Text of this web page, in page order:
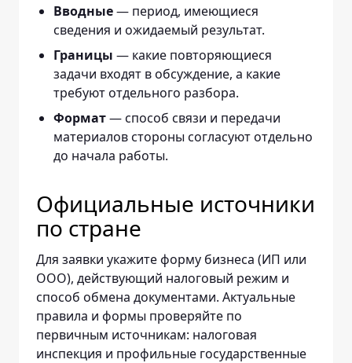
Вводные— период, имеющиеся
сведения и ожидаемый результат.
Границы — какие повторяющиеся
задачи входят в обсуждение, а какие
требуют отдельного разбора.
Формат— способ связи и передачи
материалов стороны согласуют отдельно
до начала работы.
Официальные источники
по стране
Для заявки укажите форму бизнеса (ИП или
ООО), действующий налоговый режим и
способ обмена документами. Актуальные
правила и формы проверяйте по
первичным источникам: налоговая
инспекция и профильные государственные